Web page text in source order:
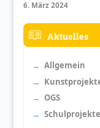
6. März 2024
Aktuelles
Allgemein
OGS
Schulprojekte